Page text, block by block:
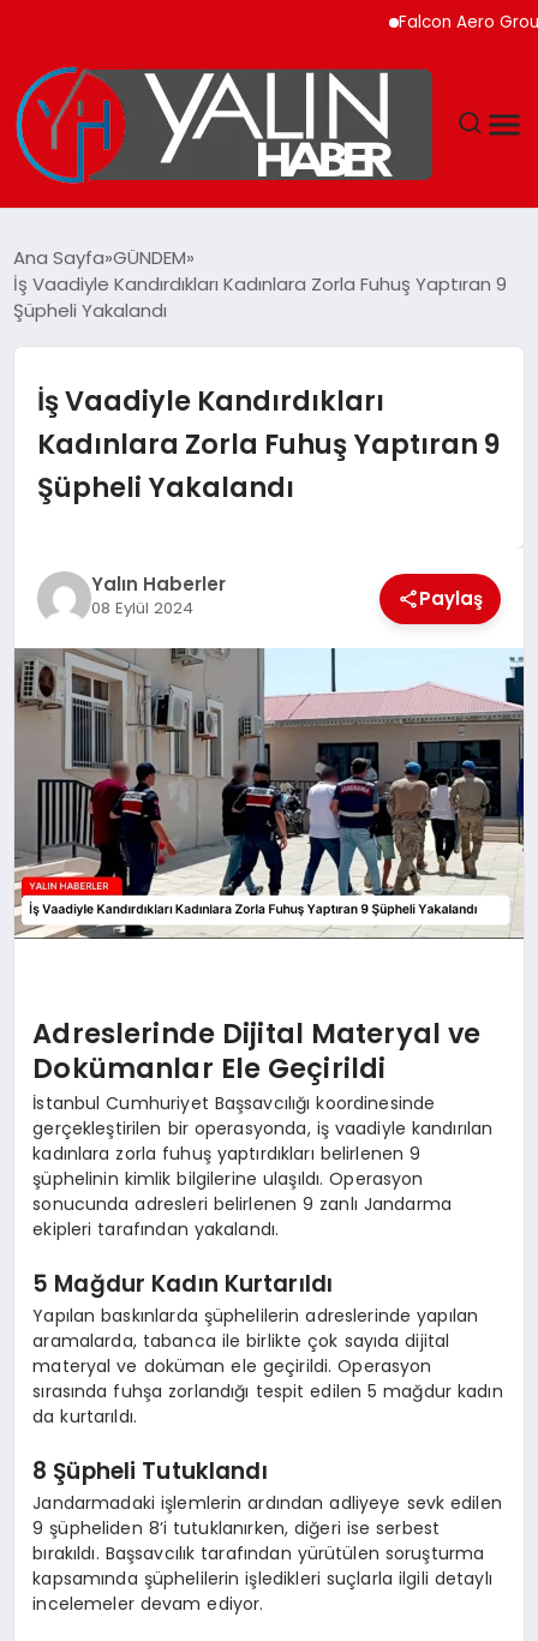
Falcon Aero Group,
SPOR
EKONOMİ
YAŞAM
TEKNOLOJİ
MAGAZİN
Ana Sayfa GÜNDEM
İş Vaadiyle Kandırdıkları Kadınlara Zorla Fuhuş Yaptıran 9
Şüpheli Yakalandı
İş Vaadiyle Kandırdıkları
Kadınlara Zorla Fuhuş Yaptıran 9
Şüpheli Yakalandı
Yalın Haberler
08 Eylül 2024 Paylaş
Adreslerinde Dijital Materyal ve
Dokümanlar Ele Geçirildi
İstanbul Cumhuriyet Başsavcılığı koordinesinde
gerçekleştirilen bir operasyonda, iş vaadiyle kandırılan
kadınlara zorla fuhuş yaptırdıkları belirlenen 9
şüphelinin kimlik bilgilerine ulaşıldı. Operasyon
sonucunda adresleri belirlenen 9 zanlı Jandarma
ekipleri tarafından yakalandı.
5 Mağdur Kadın Kurtarıldı
Yapılan baskınlarda şüphelilerin adreslerinde yapılan
aramalarda, tabanca ile birlikte çok sayıda dijital
materyal ve doküman ele geçirildi. Operasyon
sırasında fuhşa zorlandığı tespit edilen 5 mağdur kadın
da kurtarıldı.
8 Şüpheli Tutuklandı
Jandarmadaki işlemlerin ardından adliyeye sevk edilen
9 şüpheliden 8’i tutuklanırken, diğeri ise serbest
bırakıldı. Başsavcılık tarafından yürütülen soruşturma
kapsamında şüphelilerin işledikleri suçlarla ilgili detaylı
incelemeler devam ediyor.